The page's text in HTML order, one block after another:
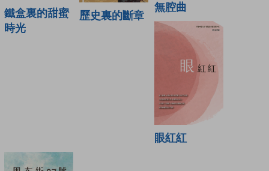
鐵盒裏的甜蜜
時光
歷史裏的斷章
無腔曲
眼紅紅